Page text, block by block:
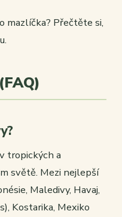
mazlíčka? Přečtěte si,
tropických a
světě. Mezi nejlepší
Maledivy, Havaj,
Kostarika, Mexiko